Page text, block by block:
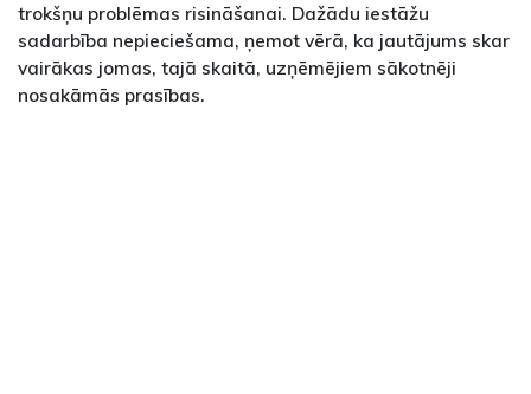
trokšņu problēmas risināšanai. Dažādu iestāžu
sadarbība nepieciešama, ņemot vērā, ka jautājums skar
vairākas jomas, tajā skaitā, uzņēmējiem sākotnēji
nosakāmās prasības.